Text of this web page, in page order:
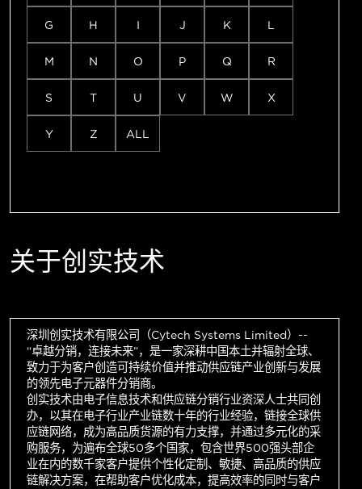
G H I J K L
M N O P Q R
S T U V W X
Y Z ALL
关于创实技术
深圳创实技术有限公司（Cytech Systems Limited）--
“卓越分销，连接未来”，是一家深耕中国本土并辐射全球、
致力于为客户创造可持续价值并推动供应链产业创新与发展
的领先电子元器件分销商。
创实技术由电子信息技术和供应链分销行业资深人士共同创
办，以其在电子行业产业链数十年的行业经验，链接全球供
应链网络，成为高品质货源的有力支撑，并通过多元化的采
购服务，为遍布全球50多个国家，包含世界500强头部企
业在内的数千家客户提供个性化定制、敏捷、高品质的供应
链解决方案，在帮助客户优化成本，提高效率的同时与客户